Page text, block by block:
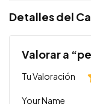
Detalles del
Valorar a
Tu Valoración
Your Name